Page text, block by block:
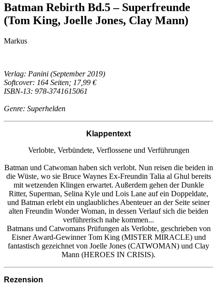
Batman Rebirth Bd.5 – Superfreunde
(Tom King, Joelle Jones, Clay Mann)
Markus
Verlag: Panini (September 2019)
Softcover: 164 Seiten; 17,99 €
ISBN-13: 978-3741615061
Genre: Superhelden
Klappentext
Verlobte, Verbündete, Verflossene und Verführungen
Batman und Catwoman haben sich verlobt. Nun reisen die beiden in
die Wüste, wo sie Bruce Waynes Ex-Freundin Talia al Ghul bereits
mit wetzenden Klingen erwartet. Außerdem gehen der Dunkle
Ritter, Superman, Selina Kyle und Lois Lane auf ein Doppeldate,
und Batman erlebt ein unglaubliches Abenteuer an der Seite seiner
alten Freundin Wonder Woman, in dessen Verlauf sich die beiden
verführerisch nahe kommen...
Batmans und Catwomans Prüfungen als Verlobte, geschrieben von
Eisner Award-Gewinner Tom King (MISTER MIRACLE) und
fantastisch gezeichnet von Joelle Jones (CATWOMAN) und Clay
Mann (HEROES IN CRISIS).
Rezension